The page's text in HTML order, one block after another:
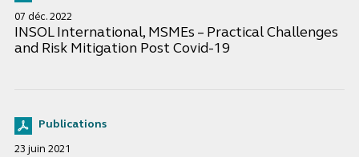
07 déc. 2022
INSOL International, MSMEs – Practical Challenges
and Risk Mitigation Post Covid-19
Publications
23 juin 2021